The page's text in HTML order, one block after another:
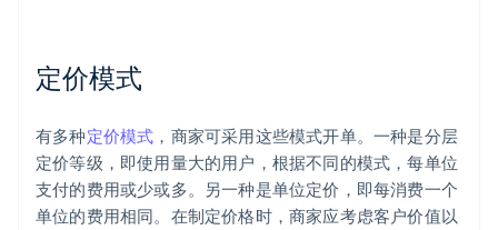
定价模式
有多种定价模式 ，商家可采用这些模式开单。一种是分层
定价等级，即使用量大的用户，根据不同的模式，每单位
支付的费用或少或多。另一种是单位定价，即每消费一个
单位的费用相同。在制定价格时，商家应考虑客户价值以